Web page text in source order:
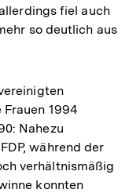
fiel auch
so deutlich aus
1994
Nahezu
während der
verhältnismäßig
konnten